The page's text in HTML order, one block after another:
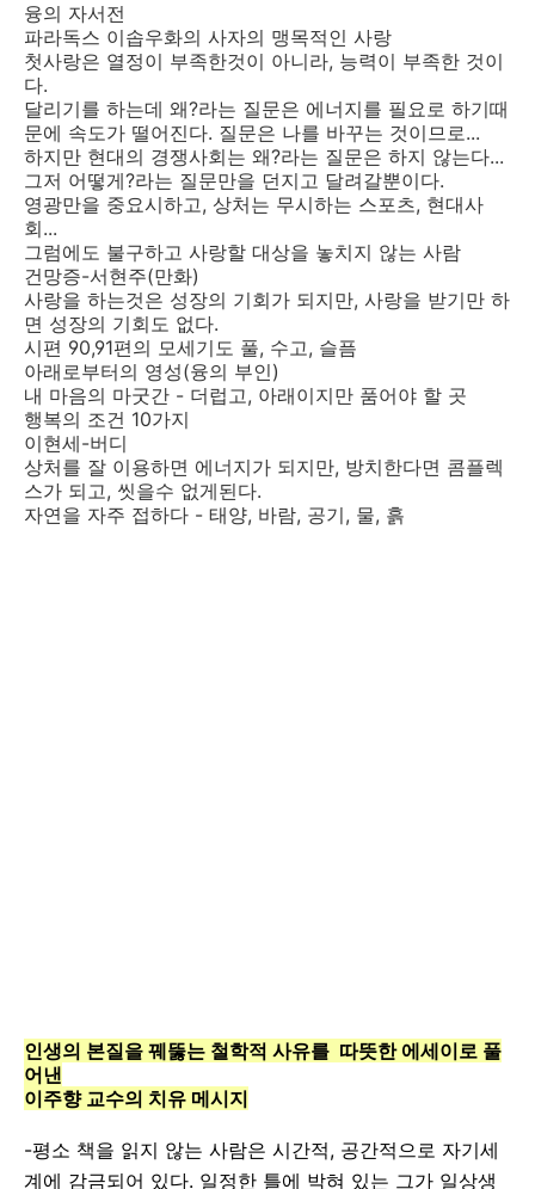
융의 자서전
파라독스 이솝우화의 사자의 맹목적인 사랑
첫사랑은 열정이 부족한것이 아니라, 능력이 부족한 것이
다.
달리기를 하는데 왜?라는 질문은 에너지를 필요로 하기때
문에 속도가 떨어진다. 질문은 나를 바꾸는 것이므로...
하지만 현대의 경쟁사회는 왜?라는 질문은 하지 않는다...
그저 어떻게?라는 질문만을 던지고 달려갈뿐이다.
영광만을 중요시하고, 상처는 무시하는 스포츠, 현대사
회...
그럼에도 불구하고 사랑할 대상을 놓치지 않는 사람
건망증-서현주(만화)
사랑을 하는것은 성장의 기회가 되지만, 사랑을 받기만 하
면 성장의 기회도 없다.
시편 90,91편의 모세기도 풀, 수고, 슬픔
아래로부터의 영성(융의 부인)
내 마음의 마굿간 - 더럽고, 아래이지만 품어야 할 곳
행복의 조건 10가지
이현세-버디
상처를 잘 이용하면 에너지가 되지만, 방치한다면 콤플렉
스가 되고, 씻을수 없게된다.
자연을 자주 접하다 - 태양, 바람, 공기, 물, 흙
인생의 본질을 꿰뚫는 철학적 사유를 따뜻한 에세이로 풀
어낸
이주향 교수의 치유 메시지
-평소 책을 읽지 않는 사람은 시간적, 공간적으로 자기세
계에 감금되어 있다. 일정한 틀에 박혀 있는 그가 일상생